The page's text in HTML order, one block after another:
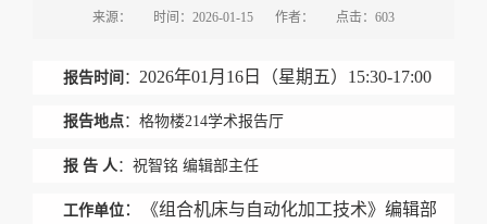
来源： 时间：2026-01-15 作者： 点击： 603
报告时间 ： 2026年01月16日（星期五）15:30-17:00
报告地点：格物楼214学术报告厅
报 告 人 ：祝智铭 编辑部主任
工作单位 ： 《组合机床与自动化加工技术》编辑部